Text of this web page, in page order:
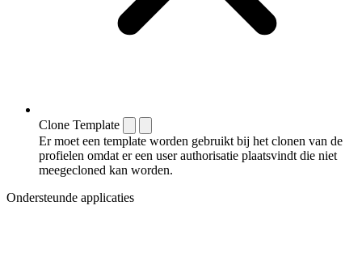
Clone Template
Er moet een template worden gebruikt bij het clonen van de
profielen omdat er een user authorisatie plaatsvindt die niet
meegecloned kan worden.
Ondersteunde applicaties